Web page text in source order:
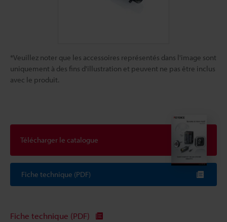
*Veuillez noter que les accessoires représentés dans l'image sont
uniquement à des fins d'illustration et peuvent ne pas être inclus
avec le produit.
Télécharger le catalogue
Fiche technique (PDF)
Fiche technique (PDF)